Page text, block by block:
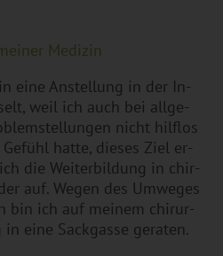
Me­di­zin
eine An­stel­lung in der In­
weil ich auch bei all­ge­
nicht hilf­los
hatte, die­ses Ziel er­
die Wei­ter­bil­dung in chir­
auf. Wegen des Um­we­ges
bin ich auf mei­nem chir­ur­
eine Sack­gas­se ge­ra­ten.